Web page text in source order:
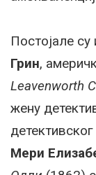
Постојале
Грин,
Leavenworth
жену
Мери